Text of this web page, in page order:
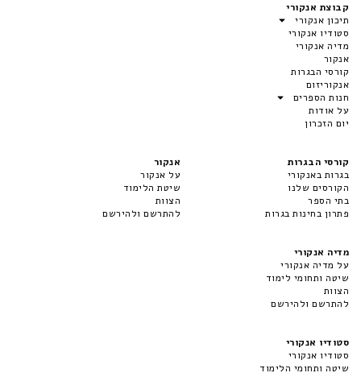
קבוצת אנקורי
תיכון אנקורי
סטודיו אנקורי
מדיה אנקורי
אנקור
קורסי הבגרות
אנקוריזום
חנות הספרים
על אודות
יום הזכרון
קורסי הבגרות
בגרות באנקורי
הקורסים שלנו
בתי הספר
פתרון בחינות בגרות
אנקור
על אנקור
שיטת הלימוד
הצוות
להתרשם ולהירשם
מדיה אנקורי
על מדיה אנקורי
שיטה ותחומי לימוד
הצוות
להתרשם ולהירשם
סטודיו אנקורי
סטודיו אנקורי
שיטה ותחומי הלימוד